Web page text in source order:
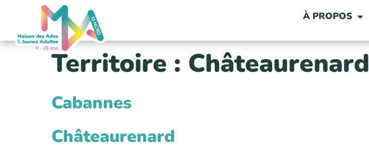
À PROPOS
Territoire : Châteaurenard
Cabannes
Châteaurenard